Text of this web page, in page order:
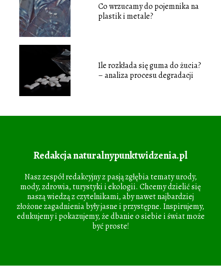
Co wrzucamy do pojemnika na
plastik i metale?
Ile rozkłada się guma do żucia?
– analiza procesu degradacji
Redakcja naturalnypunktwidzenia.pl
Nasz zespół redakcyjny z pasją zgłębia tematy urody,
mody, zdrowia, turystyki i ekologii. Chcemy dzielić się
naszą wiedzą z czytelnikami, aby nawet najbardziej
złożone zagadnienia były jasne i przystępne. Inspirujemy,
edukujemy i pokazujemy, że dbanie o siebie i świat może
być proste!